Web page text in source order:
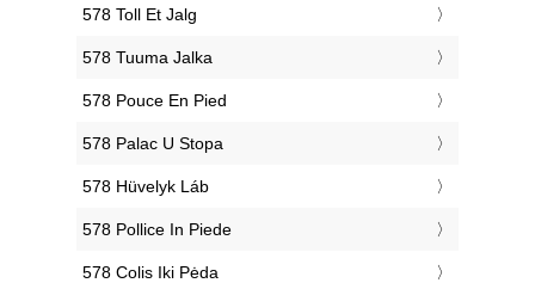
‎578 Toll Et Jalg
‎578 Tuuma Jalka
‎578 Pouce En Pied
‎578 Palac U Stopa
‎578 Hüvelyk Láb
‎578 Pollice In Piede
‎578 Colis Iki Pėda